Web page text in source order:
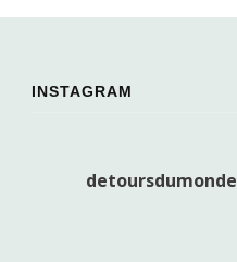
INSTAGRAM
detoursdumonde